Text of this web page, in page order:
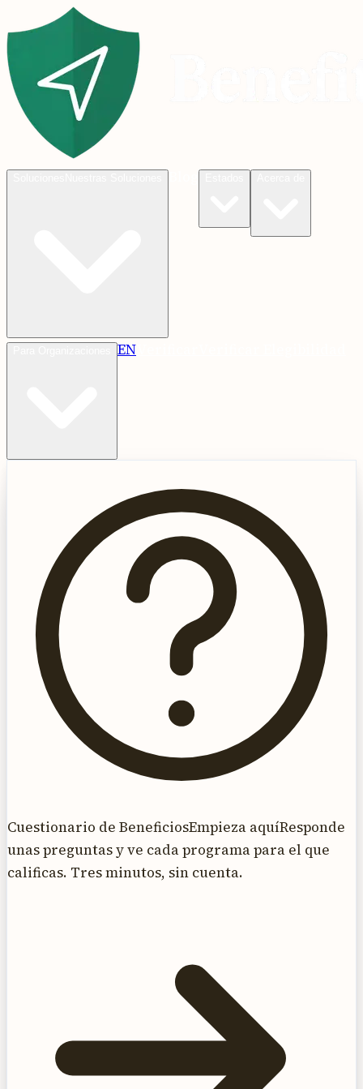
EN
Cuestionario de BeneficiosEmpieza aquíResponde
unas preguntas y ve cada programa para el que
calificas. Tres minutos, sin cuenta.